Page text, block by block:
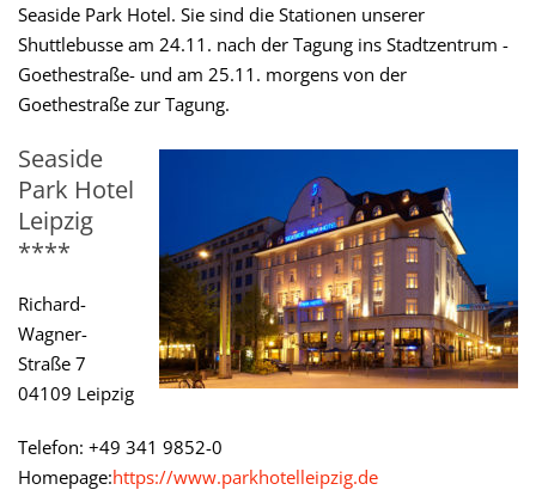
Seaside Park Hotel. Sie sind die Stationen unserer
Shuttlebusse am 24.11. nach der Tagung ins Stadtzentrum -
Goethestraße- und am 25.11. morgens von der
Goethestraße zur Tagung.
Seaside
Park Hotel
Leipzig
****
Richard-
Wagner-
Straße 7
04109 Leipzig
Telefon: +49 341 9852-0
Homepage:https://www.parkhotelleipzig.de